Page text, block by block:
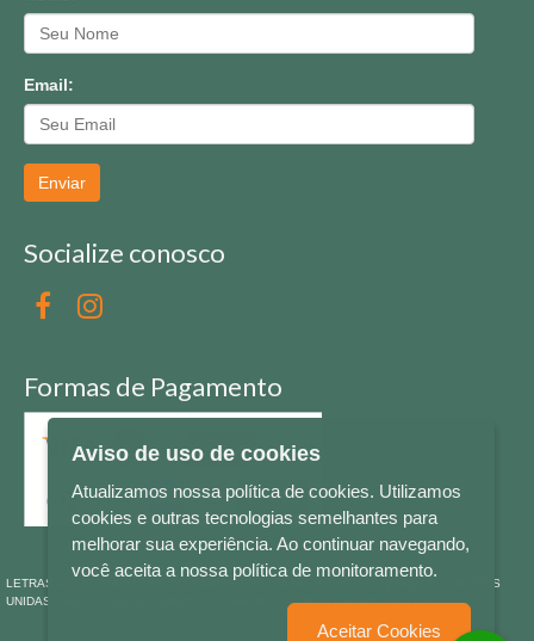
Email:
Enviar
Socialize conosco
Formas de Pagamento
LETRAS & CIA - CNPJ n° 88.587.548/0001-20 - Térreo Bourbon Shopping - AV. NAÇÕES
UNIDAS , 2001 - Lojas 1064/1065 - RIO BRANCO - - NOVO HAMBURGO - RS
Aviso de uso de cookies
Atualizamos nossa política de cookies. Utilizamos
cookies e outras tecnologias semelhantes para
melhorar sua experiência. Ao continuar navegando,
você aceita a nossa política de monitoramento.
Aceitar Cookies